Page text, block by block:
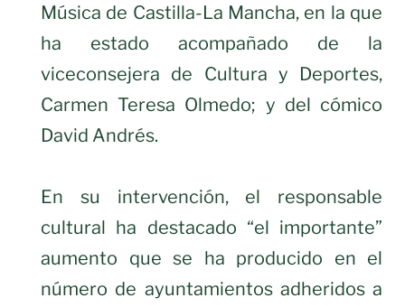
Música de Castilla-La Mancha, en la que
ha estado acompañado de la
viceconsejera de Cultura y Deportes,
Carmen Teresa Olmedo; y del cómico
David Andrés.
En su intervención, el responsable
cultural ha destacado “el importante”
aumento que se ha producido en el
número de ayuntamientos adheridos a